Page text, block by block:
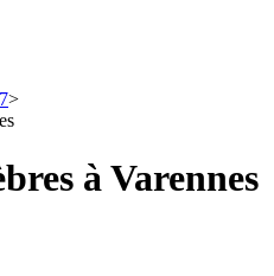
à Varennes